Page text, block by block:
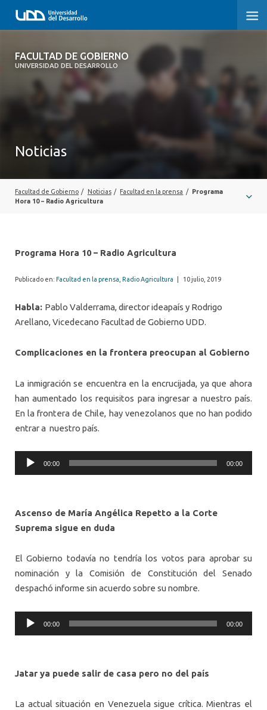
FACULTAD DE GOBIERNO
UNIVERSIDAD DEL DESARROLLO
FACULTAD DE GOBIERNO
EXTENSIÓN
Noticias
Facultad de Gobierno / Noticias / Facultad en la prensa /
Programa
Hora 10 – Radio Agricultura
Programa Hora 10 – Radio Agricultura
Publicado en: Facultad en la prensa Radio Agricultura 10 julio, 2019
Habla: Pablo Valderrama, director ideapaís y Rodrigo
Arellano, Vicedecano Facultad de Gobierno UDD.
Complicaciones en la frontera preocupan al Gobierno
La inmigración se encuentra en la encrucijada, ya que ahora
han aumentado los requisitos para ingresar a nuestro país.
En la frontera de Chile, hay venezolanos que no han podido
entrar a nuestro país.
Audio
Player
00:00 00:00
Ascenso de María Angélica Repetto a la Corte
Suprema sigue en duda
El Gobierno todavía no tendría los votos para aprobar su
nominación y la Comisión de Constitución del Senado
despachó informe sin acuerdo sobre su nombre.
Player
00:00 00:00
Jatar ya puede salir de casa pero no del país
La actual situación en Venezuela sigue crítica. Mientras el